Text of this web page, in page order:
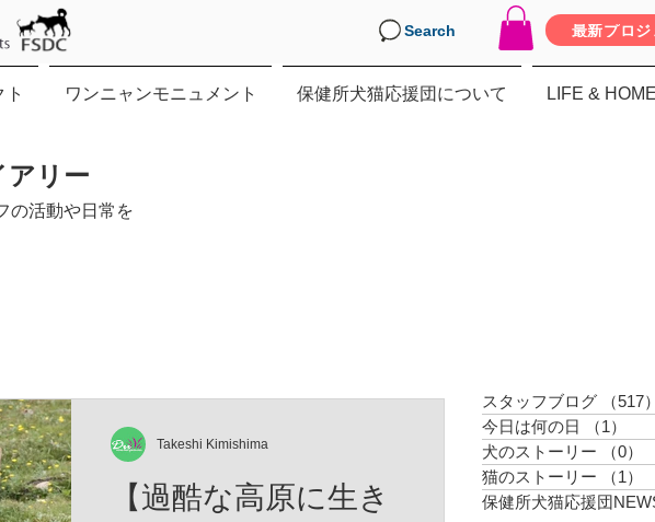
Search 最新プロジ
ワンニャンモニュメント 保健所犬猫応援団について LIFE & HOME
アリー
の活動や日常を
【過酷な高原に生き
Takeshi Kimishima
スタッフブログ （517）
今日は何の日
（1）
犬のストーリー
（0）
猫のストーリー
（1）
保健所犬猫応援団